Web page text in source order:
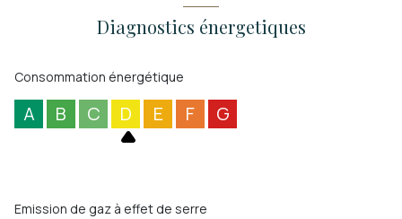
Diagnostics énergetiques
Consommation énergétique
A B C D E F G
Emission de gaz à effet de serre